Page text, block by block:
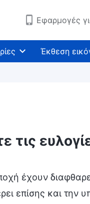
Εφαρμογές
Έκθεση
τις
έχουν
επίσης και την